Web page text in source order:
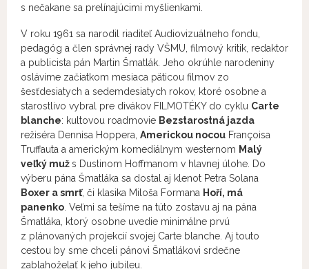
s nečakane sa prelínajúcimi myšlienkami.
V roku 1961 sa narodil riaditeľ Audiovizuálneho fondu,
pedagóg a člen správnej rady VŠMU, filmový kritik, redaktor
a publicista pán Martin Šmatlák. Jeho okrúhle narodeniny
oslávime začiatkom mesiaca päticou filmov zo
šesťdesiatych a sedemdesiatych rokov, ktoré osobne a
starostlivo vybral pre divákov FILMOTÉKY do cyklu Carte
blanche: kultovou roadmovie Bezstarostná jazda
režiséra Dennisa Hoppera, Americkou nocou Françoisa
Truffauta a americkým komediálnym westernom Malý
veľký mužs Dustinom Hoffmanom v hlavnej úlohe. Do
výberu pána Šmatláka sa dostal aj klenot Petra Solana
Boxer a smrť, či klasika Miloša Formana Hoří, má
panenko . Veľmi sa tešíme na túto zostavu aj na pána
Šmatláka, ktorý osobne uvedie minimálne prvú
z plánovaných projekcií svojej Carte blanche. Aj touto
cestou by sme chceli pánovi Šmatlákovi srdečne
zablahoželať k jeho jubileu.